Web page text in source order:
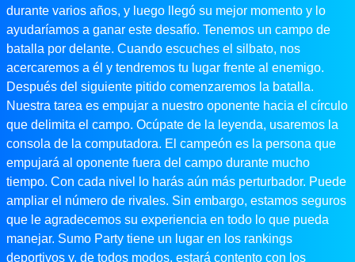
durante varios años, y luego llegó su mejor momento y lo
ayudaríamos a ganar este desafío. Tenemos un campo de
batalla por delante. Cuando escuches el silbato, nos
acercaremos a él y tendremos tu lugar frente al enemigo.
Después del siguiente pitido comenzaremos la batalla.
Nuestra tarea es empujar a nuestro oponente hacia el círculo
que delimita el campo. Ocúpate de la leyenda, usaremos la
consola de la computadora. El campeón es la persona que
empujará al oponente fuera del campo durante mucho
tiempo. Con cada nivel lo harás aún más perturbador. Puede
ampliar el número de rivales. Sin embargo, estamos seguros
que le agradecemos su experiencia en todo lo que pueda
manejar. Sumo Party tiene un lugar en los rankings
deportivos y, de todos modos, estará contento con los